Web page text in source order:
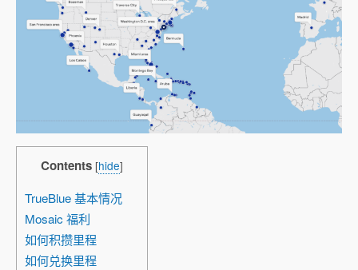
Contents [hide]
TrueBlue 基本情况
Mosaic 福利
如何积攒里程
如何兑换里程